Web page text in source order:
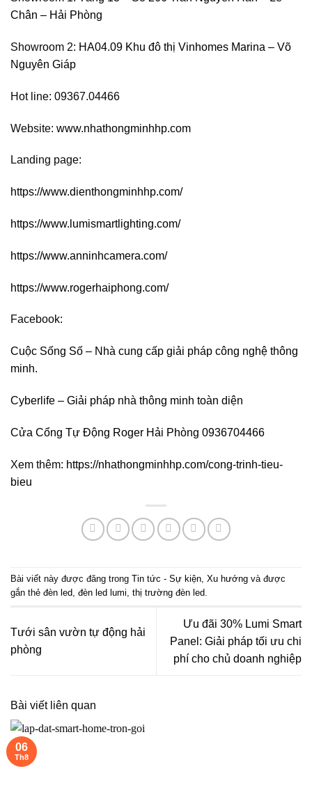
Chân – Hải Phòng
Showroom 2: HA04.09 Khu đô thị Vinhomes Marina – Võ
Nguyên Giáp
Hot line: 09367.04466
Website: www.nhathongminhhp.com
Landing page:
https://www.dienthongminhhp.com/
https://www.lumismartlighting.com/
https://www.anninhcamera.com/
https://www.rogerhaiphong.com/
Facebook:
Cuộc Sống Số – Nhà cung cấp giải pháp công nghệ thông
minh.
Cyberlife – Giải pháp nhà thông minh toàn diện
Cửa Cổng Tự Động Roger Hải Phòng 0936704466
Xem thêm: https://nhathongminhhp.com/cong-trinh-tieu-
bieu
Bài viết này được đăng trong Tin tức - Sự kiện Xu hướng và được
gắn thẻ đèn led đèn led lumi thị trường đèn led
Tưới sân vườn tự động hải
phòng
Ưu đãi 30% Lumi Smart
Panel: Giải pháp tối ưu chi
phí cho chủ doanh nghiệp
Bài viết liên quan
06
Th8